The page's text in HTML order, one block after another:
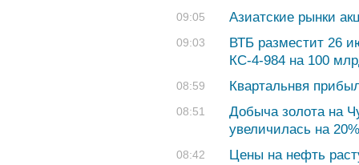
09:05 Азиатские рынки
09:03
ВТБ разместит 26
КС-4-984 на 100
08:59 Квартальнвя
08:51
Добыча золота на
увеличилась на 20%
08:42 Цены на нефть